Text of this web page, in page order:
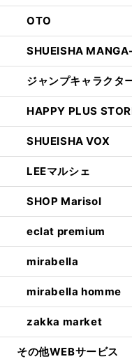
OTO
SHUEISHA
ジャンプキャラクタ
HAPPY PLUS
SHUEISHA VOX
LEEマルシェ
SHOP Marisol
eclat premium
mirabella
mirabella homme
zakka market
その他WEBサービス